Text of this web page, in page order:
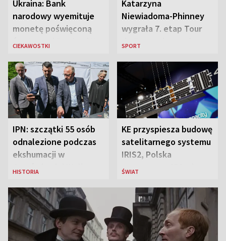
Ukraina: Bank
narodowy wyemituje
monetę poświęconą
św. Janowi Pawłowi II
CIEKAWOSTKI
Katarzyna
Niewiadoma-Phinney
wygrała 7. etap Tour
de France i została
SPORT
IPN: szczątki 55 osób
odnalezione podczas
ekshumacji w
Ostrówkach i Woli
HISTORIA
KE przyspiesza budowę
satelitarnego systemu
IRIS2, Polska
przeznaczy 656 mln
ŚWIAT